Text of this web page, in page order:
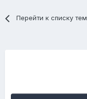
Перейти к списку тем